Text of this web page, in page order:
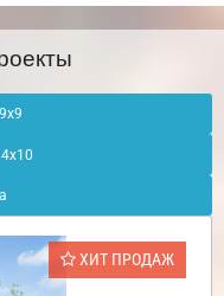
ХИТ ПРОДАЖ